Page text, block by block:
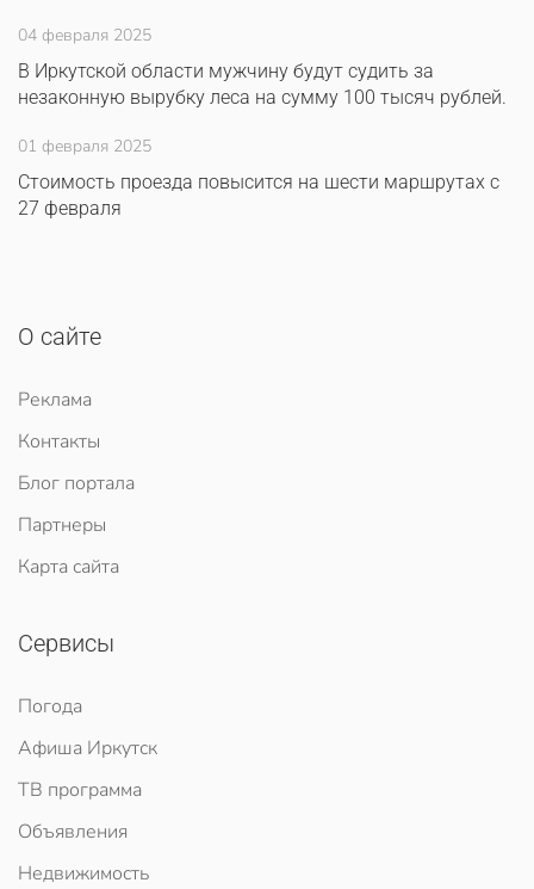
04 февраля 2025
В Иркутской области мужчину будут судить за
незаконную вырубку леса на сумму 100 тысяч рублей.
01 февраля 2025
Стоимость проезда повысится на шести маршрутах с
27 февраля
О сайте
Реклама
Контакты
Блог портала
Партнеры
Карта сайта
Сервисы
Погода
Афиша Иркутск
ТВ программа
Объявления
Недвижимость